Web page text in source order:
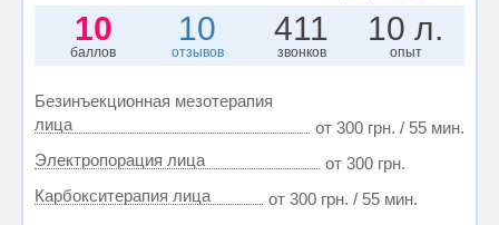
10
баллов
10
отзывов
411
звонков
10 л.
опыт
Безинъекционная мезотерапия
лица
от 300 грн. / 55 мин.
Электропорация лица
от 300 грн.
Карбокситерапия лица
от 300 грн. / 55 мин.